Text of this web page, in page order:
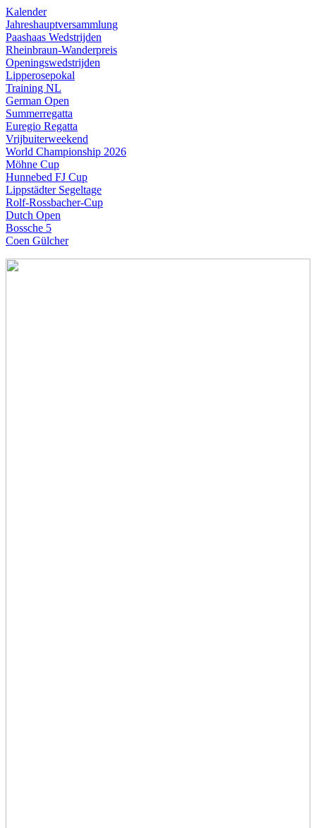
Kalender
Jahres­haupt­versammlung
Paashaas Wedstrijden
Rheinbraun-Wander­preis
Openingswedstrijden
Lipperose­pokal
Training NL
German Open
Summerregatta
Euregio Regatta
Vrijbuiterweekend
World Championship 2026
Möhne Cup
Hunnebed FJ Cup
Lipp­städter Segeltage
Rolf-Ross­bacher-Cup
Dutch Open
Bossche 5
Coen Gülcher